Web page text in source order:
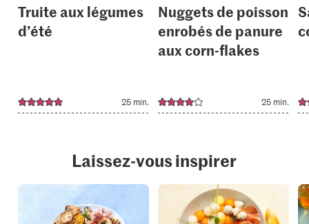
Truite aux légumes
d’été
25 min.
Nuggets de poisson
enrobés de panure
aux corn-flakes
25 min.
Laissez-vous inspirer